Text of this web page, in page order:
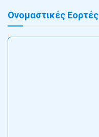
Ονομαστικές Εορτές